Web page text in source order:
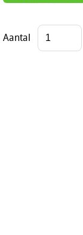
Aantal